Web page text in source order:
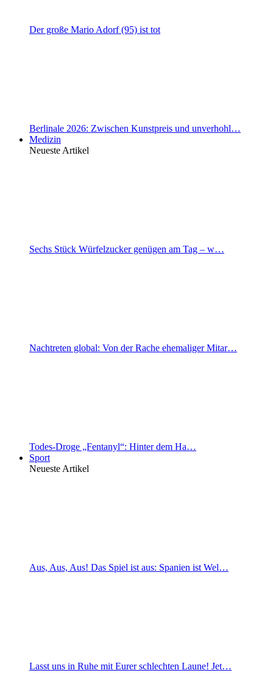
Der große Mario Adorf (95) ist tot
Berlinale 2026: Zwischen Kunstpreis und unverhohl…
Medizin
Neueste Artikel
Sechs Stück Würfelzucker genügen am Tag – w…
Nachtreten global: Von der Rache ehemaliger Mitar…
Todes-Droge „Fentanyl“: Hinter dem Ha…
Sport
Neueste Artikel
Aus, Aus, Aus! Das Spiel ist aus: Spanien ist Wel…
Lasst uns in Ruhe mit Eurer schlechten Laune! Jet…